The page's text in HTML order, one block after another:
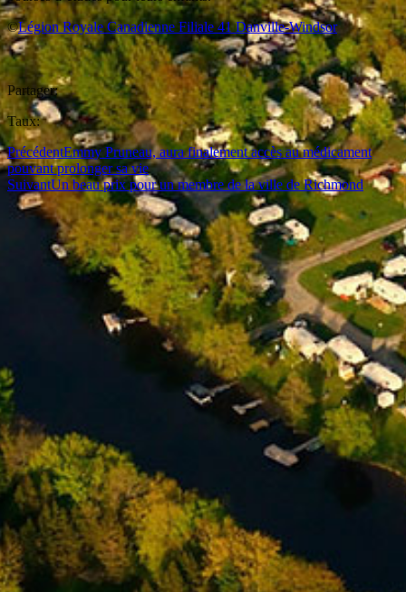
©Légion Royale Canadienne Filiale 41 Danville-Windsor
Partager:
Taux:
PrécédentEmmy Pruneau, aura finalement accès au médicament
pouvant prolonger sa vie
SuivantUn beau prix pour un membre de la ville de Richmond